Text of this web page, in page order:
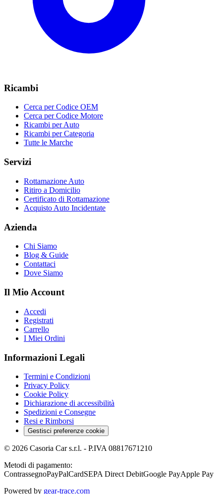
Ricambi
Cerca per Codice OEM
Cerca per Codice Motore
Ricambi per Auto
Ricambi per Categoria
Tutte le Marche
Servizi
Rottamazione Auto
Ritiro a Domicilio
Certificato di Rottamazione
Acquisto Auto Incidentate
Azienda
Chi Siamo
Blog & Guide
Contattaci
Dove Siamo
Il Mio Account
Accedi
Registrati
Carrello
I Miei Ordini
Informazioni Legali
Termini e Condizioni
Privacy Policy
Cookie Policy
Dichiarazione di accessibilità
Spedizioni e Consegne
Resi e Rimborsi
Gestisci preferenze cookie
© 2026 Casoria Car s.r.l. - P.IVA 08817671210
Metodi di pagamento:
ContrassegnoPayPalCardSEPA Direct DebitGoogle PayApple Pay
Powered by gear-trace.com